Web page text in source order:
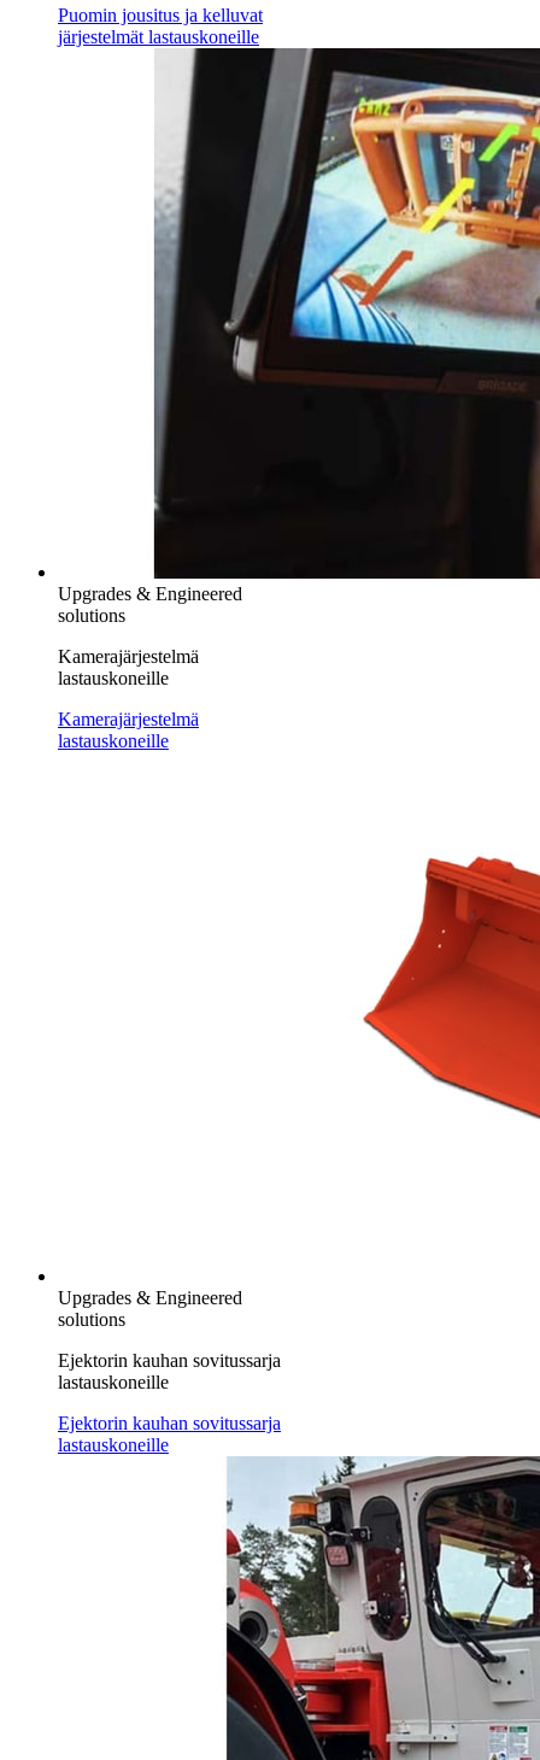
Puomin jousitus ja kelluvat
järjestelmät lastauskoneille
Upgrades & Engineered
solutions
Kamerajärjestelmä
lastauskoneille
Kamerajärjestelmä
lastauskoneille
Upgrades & Engineered
solutions
Ejektorin kauhan sovitussarja
lastauskoneille
Ejektorin kauhan sovitussarja
lastauskoneille